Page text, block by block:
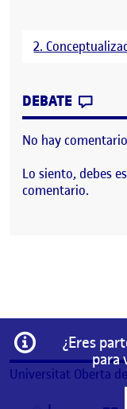
2.
DEBATE
No hay
Lo siento, debes
comentario.
Información
¿Eres
para
Universitat Oberta